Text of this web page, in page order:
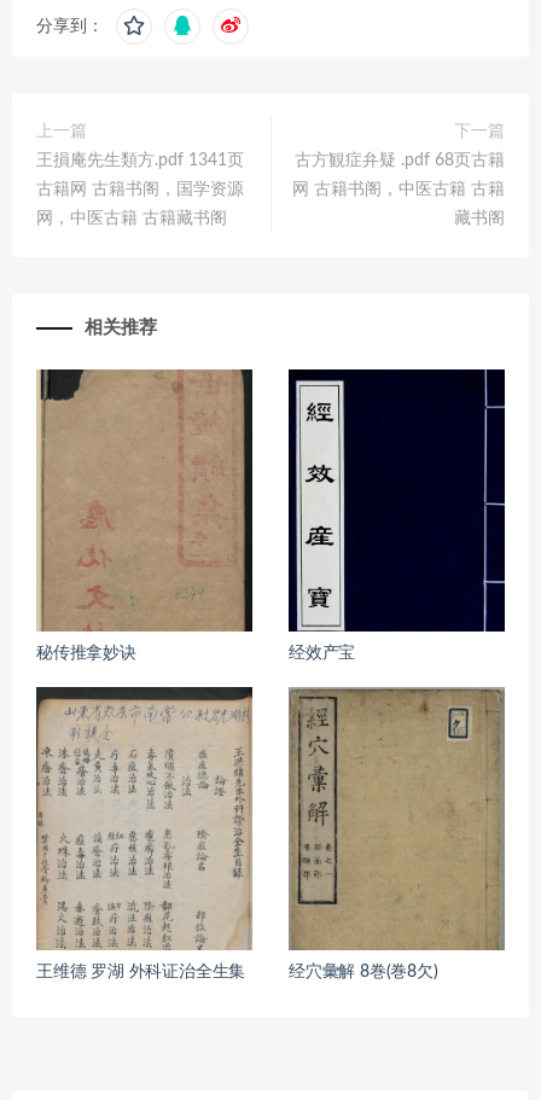
分享到：
上一篇
王損庵先生類方.pdf 1341页
古籍网 古籍书阁，国学资源
网，中医古籍 古籍藏书阁
下一篇
古方観症弁疑 .pdf 68页古籍
网 古籍书阁，中医古籍 古籍
藏书阁
相关推荐
秘传推拿妙诀 经效产宝
王维德 罗湖 外科证治全生集 经穴彙解 8巻(巻8欠)